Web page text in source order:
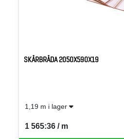
SKÄRBRÄDA 2050X590X19
1,19 m i lager
1 565:36 / m
SEK per M